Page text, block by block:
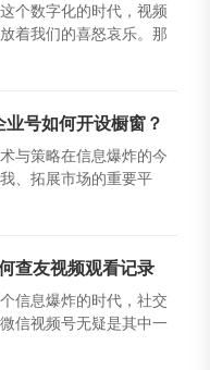
个数字化的时代，视频
着我们的喜怒哀乐。那
号如何开设橱窗？
与策略在信息爆炸的今
、拓展市场的重要平
查友视频观看记录
信息爆炸的时代，社交
信视频号无疑是其中一